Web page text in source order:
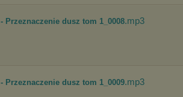
Przeznaczenie dusz tom 1_0008.mp3
Przeznaczenie dusz tom 1_0009.mp3